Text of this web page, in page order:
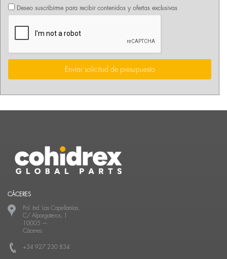
Deseo suscribirme para recibir contenidos y ofertas exclusivas
Enviar solicitud de presupuesto
CÁCERES
Pol. Ind. Las Capellanías,
C/ Alpargateros, 1
10005 —
Cáceres
+34 927 230 834